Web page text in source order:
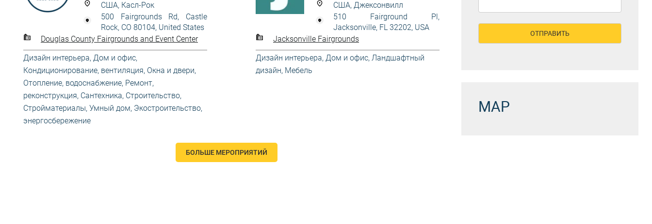
США, Касл-Рок
500 Fairgrounds Rd, Castle
Rock, CO 80104, United States
Douglas County Fairgrounds and Event Center
Дизайн интерьера, Дом и офис,
Кондиционирование, вентиляция, Окна и двери,
Отопление, водоснабжение, Ремонт,
реконструкция, Сантехника, Строительство,
Стройматериалы, Умный дом, Экостроительство,
энергосбережение
США, Джексонвилл
510 Fairground Pl,
Jacksonville, FL 32202, USA
Jacksonville Fairgrounds
Дизайн интерьера, Дом и офис, Ландшафтный
дизайн, Мебель
БОЛЬШЕ МЕРОПРИЯТИЙ
MAP